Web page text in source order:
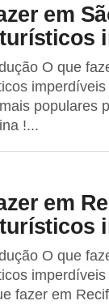
em
O que
populares
!...
em
O que
fazer em